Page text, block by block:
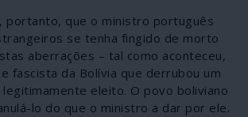
portanto, que o ministro português
se tenha fingido de morto
aberrações – tal como aconteceu,
fascista da Bolívia que derrubou um
eleito. O povo boliviano
lo do que o ministro a dar por ele.